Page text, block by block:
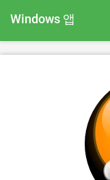
Windows 앱